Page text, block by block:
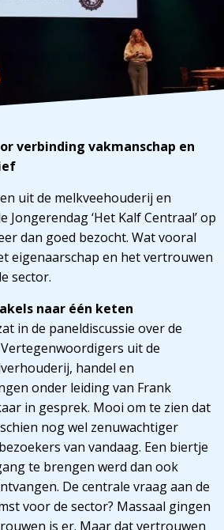
verbinding vakmanschap en
uit de melkveehouderij en
Jongerendag ‘Het Kalf Centraal’ op
dan goed bezocht. Wat vooral
eigenaarschap en het vertrouwen
sector.
naar één keten
in de paneldiscussie over de
uit de
handel en
onder leiding van Frank
in gesprek. Mooi om te zien dat
nog wel zenuwachtiger
van vandaag. Een biertje
te brengen werd dan ook
De centrale vraag aan de
voor de sector? Massaal gingen
is er. Maar dat vertrouwen